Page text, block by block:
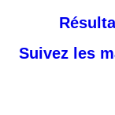
Suivez les